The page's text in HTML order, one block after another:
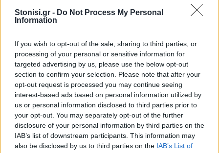
Stonisi.gr - Do Not Process My Personal
Information
If you wish to opt-out of the sale, sharing to third parties, or
processing of your personal or sensitive information for
targeted advertising by us, please use the below opt-out
section to confirm your selection. Please note that after your
opt-out request is processed you may continue seeing
interest-based ads based on personal information utilized by
us or personal information disclosed to third parties prior to
your opt-out. You may separately opt-out of the further
disclosure of your personal information by third parties on the
IAB’s list of downstream participants. This information may
also be disclosed by us to third parties on the IAB’s List of
Δημόσιο «ευχαριστώ» της
ΔΕΥΑΛ στην Αστυνομία
Ιδιαίτερη αναφορά στην
Αστυνομική Διεύθυνση Λέσβου και
το Τμήμα Τροχαίας για τη βοήθεια
κατά τη διάρκεια των εργασιών
στην Ελευθερίου Βενιζέλου
ΤΟΥΡΙΣΜΟΣ
Πάνω από 65.000 Τούρκοι
τουρίστες στη Λέσβο στο
επτάμηνο